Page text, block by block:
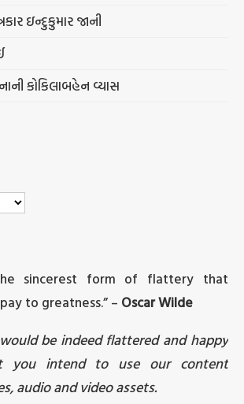
ઇન્દુકુમાર જાની
કોકિલાબહેન વ્યાસ
sincerest form of flattery that
to greatness.” – Oscar Wilde
be indeed flattered and happy
you intend to use our content
audio and video assets.